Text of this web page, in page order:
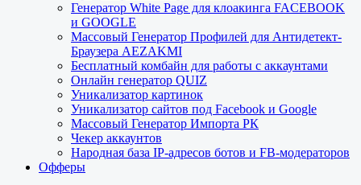
Генератор White Page для клоакинга FACEBOOK
и GOOGLE
Массовый Генератор Профилей для Антидетект-
Браузера AEZAKMI
Бесплатный комбайн для работы с аккаунтами
Онлайн генератор QUIZ
Уникализатор картинок
Уникализатор сайтов под Facebook и Google
Массовый Генератор Импорта РК
Чекер аккаунтов
Народная база IP-адресов ботов и FB-модераторов
Офферы